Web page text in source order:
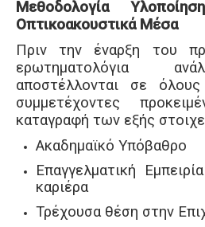
Μεθοδολογία
Οπτικοακουστικά Μέσα
Πριν την έναρξη του
ερωτηματολόγια
αποστέλλονται σε
συμμετέχοντες
καταγραφή των εξής
Ακαδημαϊκό Υπόβαθρο
Επαγγελματική
καριέρα
Τρέχουσα θέση στην